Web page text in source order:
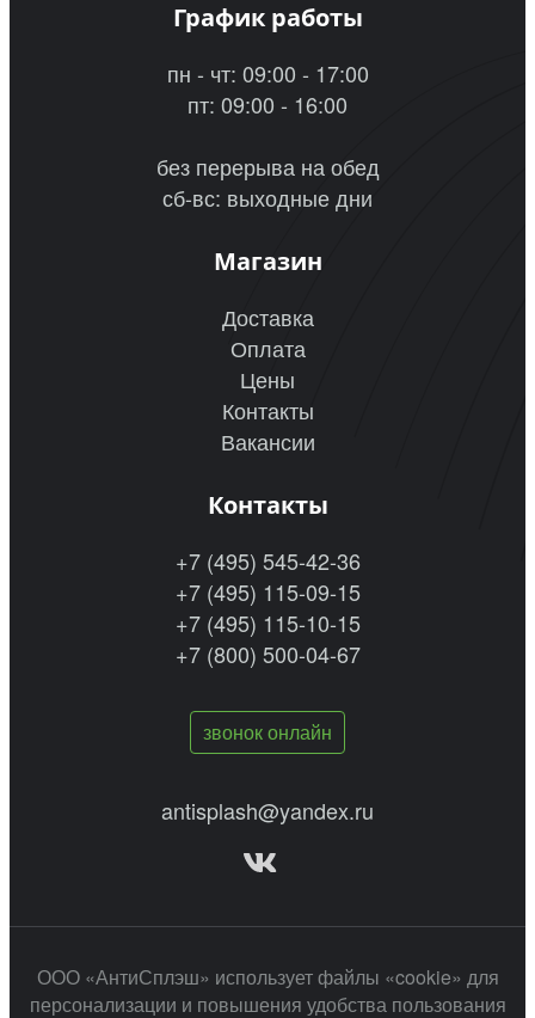
График работы
пн - чт: 09:00 - 17:00
пт: 09:00 - 16:00
без перерыва на обед
сб-вс: выходные дни
Магазин
Доставка
Оплата
Цены
Контакты
Вакансии
Контакты
+7 (495) 545-42-36
+7 (495) 115-09-15
+7 (495) 115-10-15
+7 (800) 500-04-67
звонок онлайн
antisplash@yandex.ru
ООО «АнтиСплэш» использует файлы «cookie» для
персонализации и повышения удобства пользования